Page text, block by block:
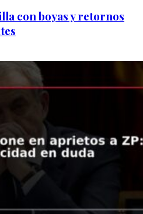
con boyas y retornos